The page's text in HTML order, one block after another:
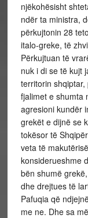
njëkohësisht
ndër ta ministra,
përkujtonin 28
italo-greke, të
Përkujtuan të
nuk i di se të kujt
territorin
fjalimet e shumta
agresioni kundër
grekët e dijnë se
tokësor të
veta të
konsiderueshme
bën shumë
dhe drejtues të
Pafuqia që
me ne. Dhe sa